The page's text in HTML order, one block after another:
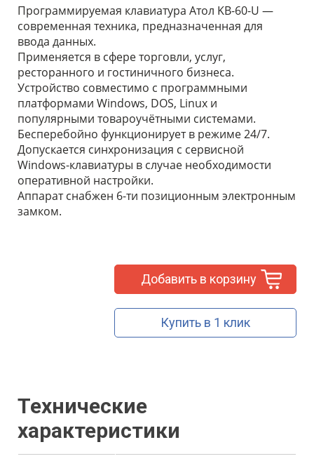
Программируемая клавиатура Атол KB-60-U —
современная техника, предназначенная для
ввода данных.
Применяется в сфере торговли, услуг,
ресторанного и гостиничного бизнеса.
Устройство совместимо с программными
платформами Windows, DOS, Linux и
популярными товароучётными системами.
Бесперебойно функционирует в режиме 24/7.
Допускается синхронизация с сервисной
Windows-клавиатуры в случае необходимости
оперативной настройки.
Аппарат снабжен 6-ти позиционным электронным
замком.
Добавить в корзину
Купить в 1 клик
Технические
характеристики